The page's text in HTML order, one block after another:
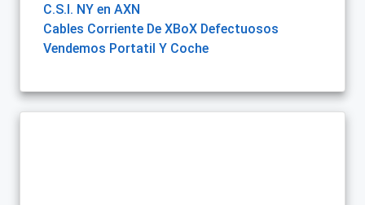
C.S.I. NY en AXN
Cables Corriente De XBoX Defectuosos
Vendemos Portatil Y Coche